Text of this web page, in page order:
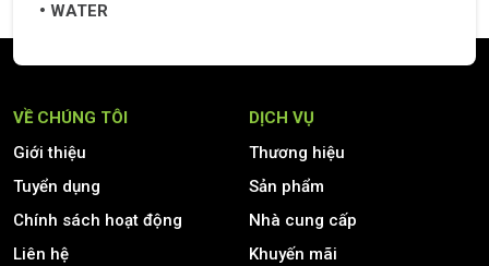
WATER
VỀ CHÚNG TÔI
Giới thiệu
Tuyển dụng
Chính sách hoạt động
Liên hệ
DỊCH VỤ
Thương hiệu
Sản phẩm
Nhà cung cấp
Khuyến mãi